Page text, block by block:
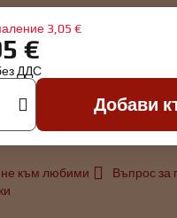
3,05 €
€
ДДС
Добави
към любими Въпрос за